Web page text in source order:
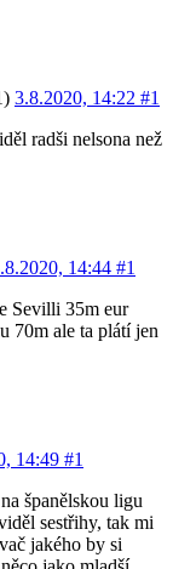
radši nelsona než
Sevilli 35m eur
španělskou ligu
jakého by si
jako mladší